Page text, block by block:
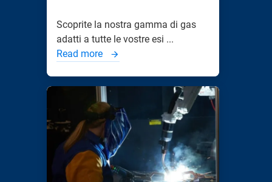
Scoprite la nostra gamma di gas
adatti a tutte le vostre esi ...
Read more